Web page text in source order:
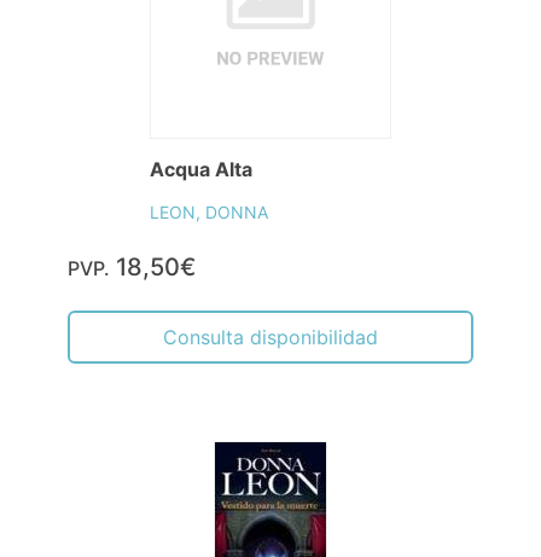
Acqua Alta
LEON, DONNA
PVP. 18,50€
Consulta disponibilidad